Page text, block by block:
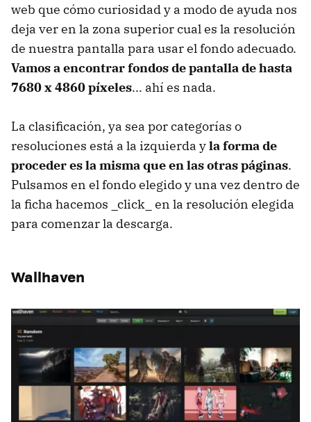
web que cómo curiosidad y a modo de ayuda nos
deja ver en la zona superior cual es la resolución
de nuestra pantalla para usar el fondo adecuado.
Vamos a encontrar fondos de pantalla de hasta
7680 x 4860 píxeles... ahí es nada.
La clasificación, ya sea por categorías o
resoluciones está a la izquierda yla forma de
proceder es la misma que en las otras páginas.
Pulsamos en el fondo elegido y una vez dentro de
la ficha hacemos _click_ en la resolución elegida
para comenzar la descarga.
Wallhaven